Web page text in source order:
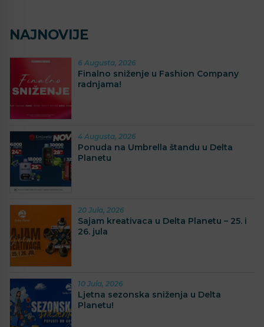
NAJNOVIJE
6 Augusta, 2026
Finalno sniženje u Fashion Company
radnjama!
4 Augusta, 2026
Ponuda na Umbrella štandu u Delta
Planetu
20 Jula, 2026
Sajam kreativaca u Delta Planetu – 25. i
26. jula
10 Jula, 2026
Ljetna sezonska sniženja u Delta
Planetu!